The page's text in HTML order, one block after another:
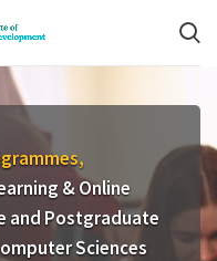
& Online
and Postgraduate
Sciences